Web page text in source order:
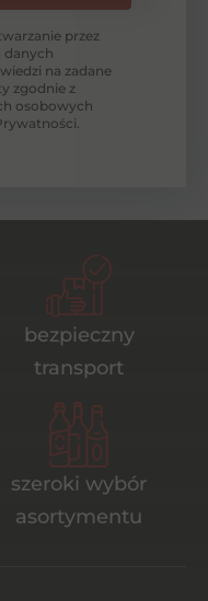
przez
danych
na zadane
zgodnie z
osobowych
bezpieczny
transport
szeroki wybór
asortymentu